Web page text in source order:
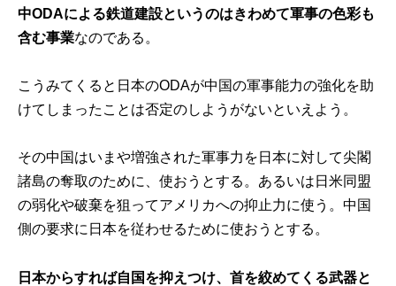
中ODAによる鉄道建設というのはきわめて軍事の色彩も
含む事業なのである。
こうみてくると日本のODAが中国の軍事能力の強化を助
けてしまったことは否定のしようがないといえよう。
その中国はいまや増強された軍事力を日本に対して尖閣
諸島の奪取のために、使おうとする。あるいは日米同盟
の弱化や破棄を狙ってアメリカへの抑止力に使う。中国
側の要求に日本を従わせるために使おうとする。
日本からすれば自国を抑えつけ、首を絞めてくる武器と